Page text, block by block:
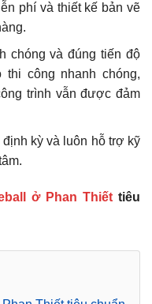
phí và thiết kế bản vẽ
chóng và đúng tiến độ
công nhanh chóng,
trình vẫn được đảm
kỳ và luôn hỗ trợ kỹ
ở Phan Thiếttiêu